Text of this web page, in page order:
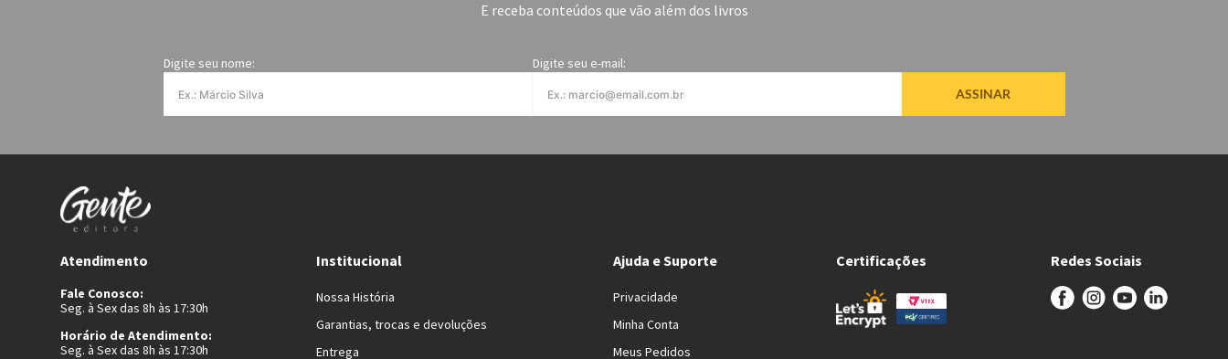
E receba conteúdos que vão além dos livros
Digite seu nome: Digite seu e-mail:
ASSINAR
Atendimento
Fale Conosco:
Seg. à Sex das 8h às 17:30h
Horário de Atendimento:
Seg. à Sex das 8h às 17:30h
Institucional
Nossa História
Garantias, trocas e devoluções
Entrega
Ajuda e Suporte
Privacidade
Minha Conta
Meus Pedidos
Certificações Redes Sociais